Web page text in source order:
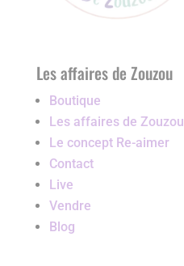
Les affaires de Zouzou
Boutique
Les affaires de Zouzou
Le concept Re-aimer
Contact
Live
Vendre
Blog